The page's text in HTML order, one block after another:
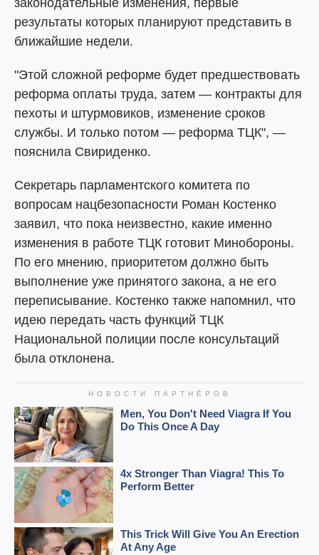
законодательные изменения, первые
результаты которых планируют представить в
ближайшие недели.
"Этой сложной реформе будет предшествовать
реформа оплаты труда, затем — контракты для
пехоты и штурмовиков, изменение сроков
службы. И только потом — реформа ТЦК", —
пояснила Свириденко.
Секретарь парламентского комитета по
вопросам нацбезопасности Роман Костенко
заявил, что пока неизвестно, какие именно
изменения в работе ТЦК готовит Минобороны.
По его мнению, приоритетом должно быть
выполнение уже принятого закона, а не его
переписывание. Костенко также напомнил, что
идею передать часть функций ТЦК
Национальной полиции после консультаций
была отклонена.